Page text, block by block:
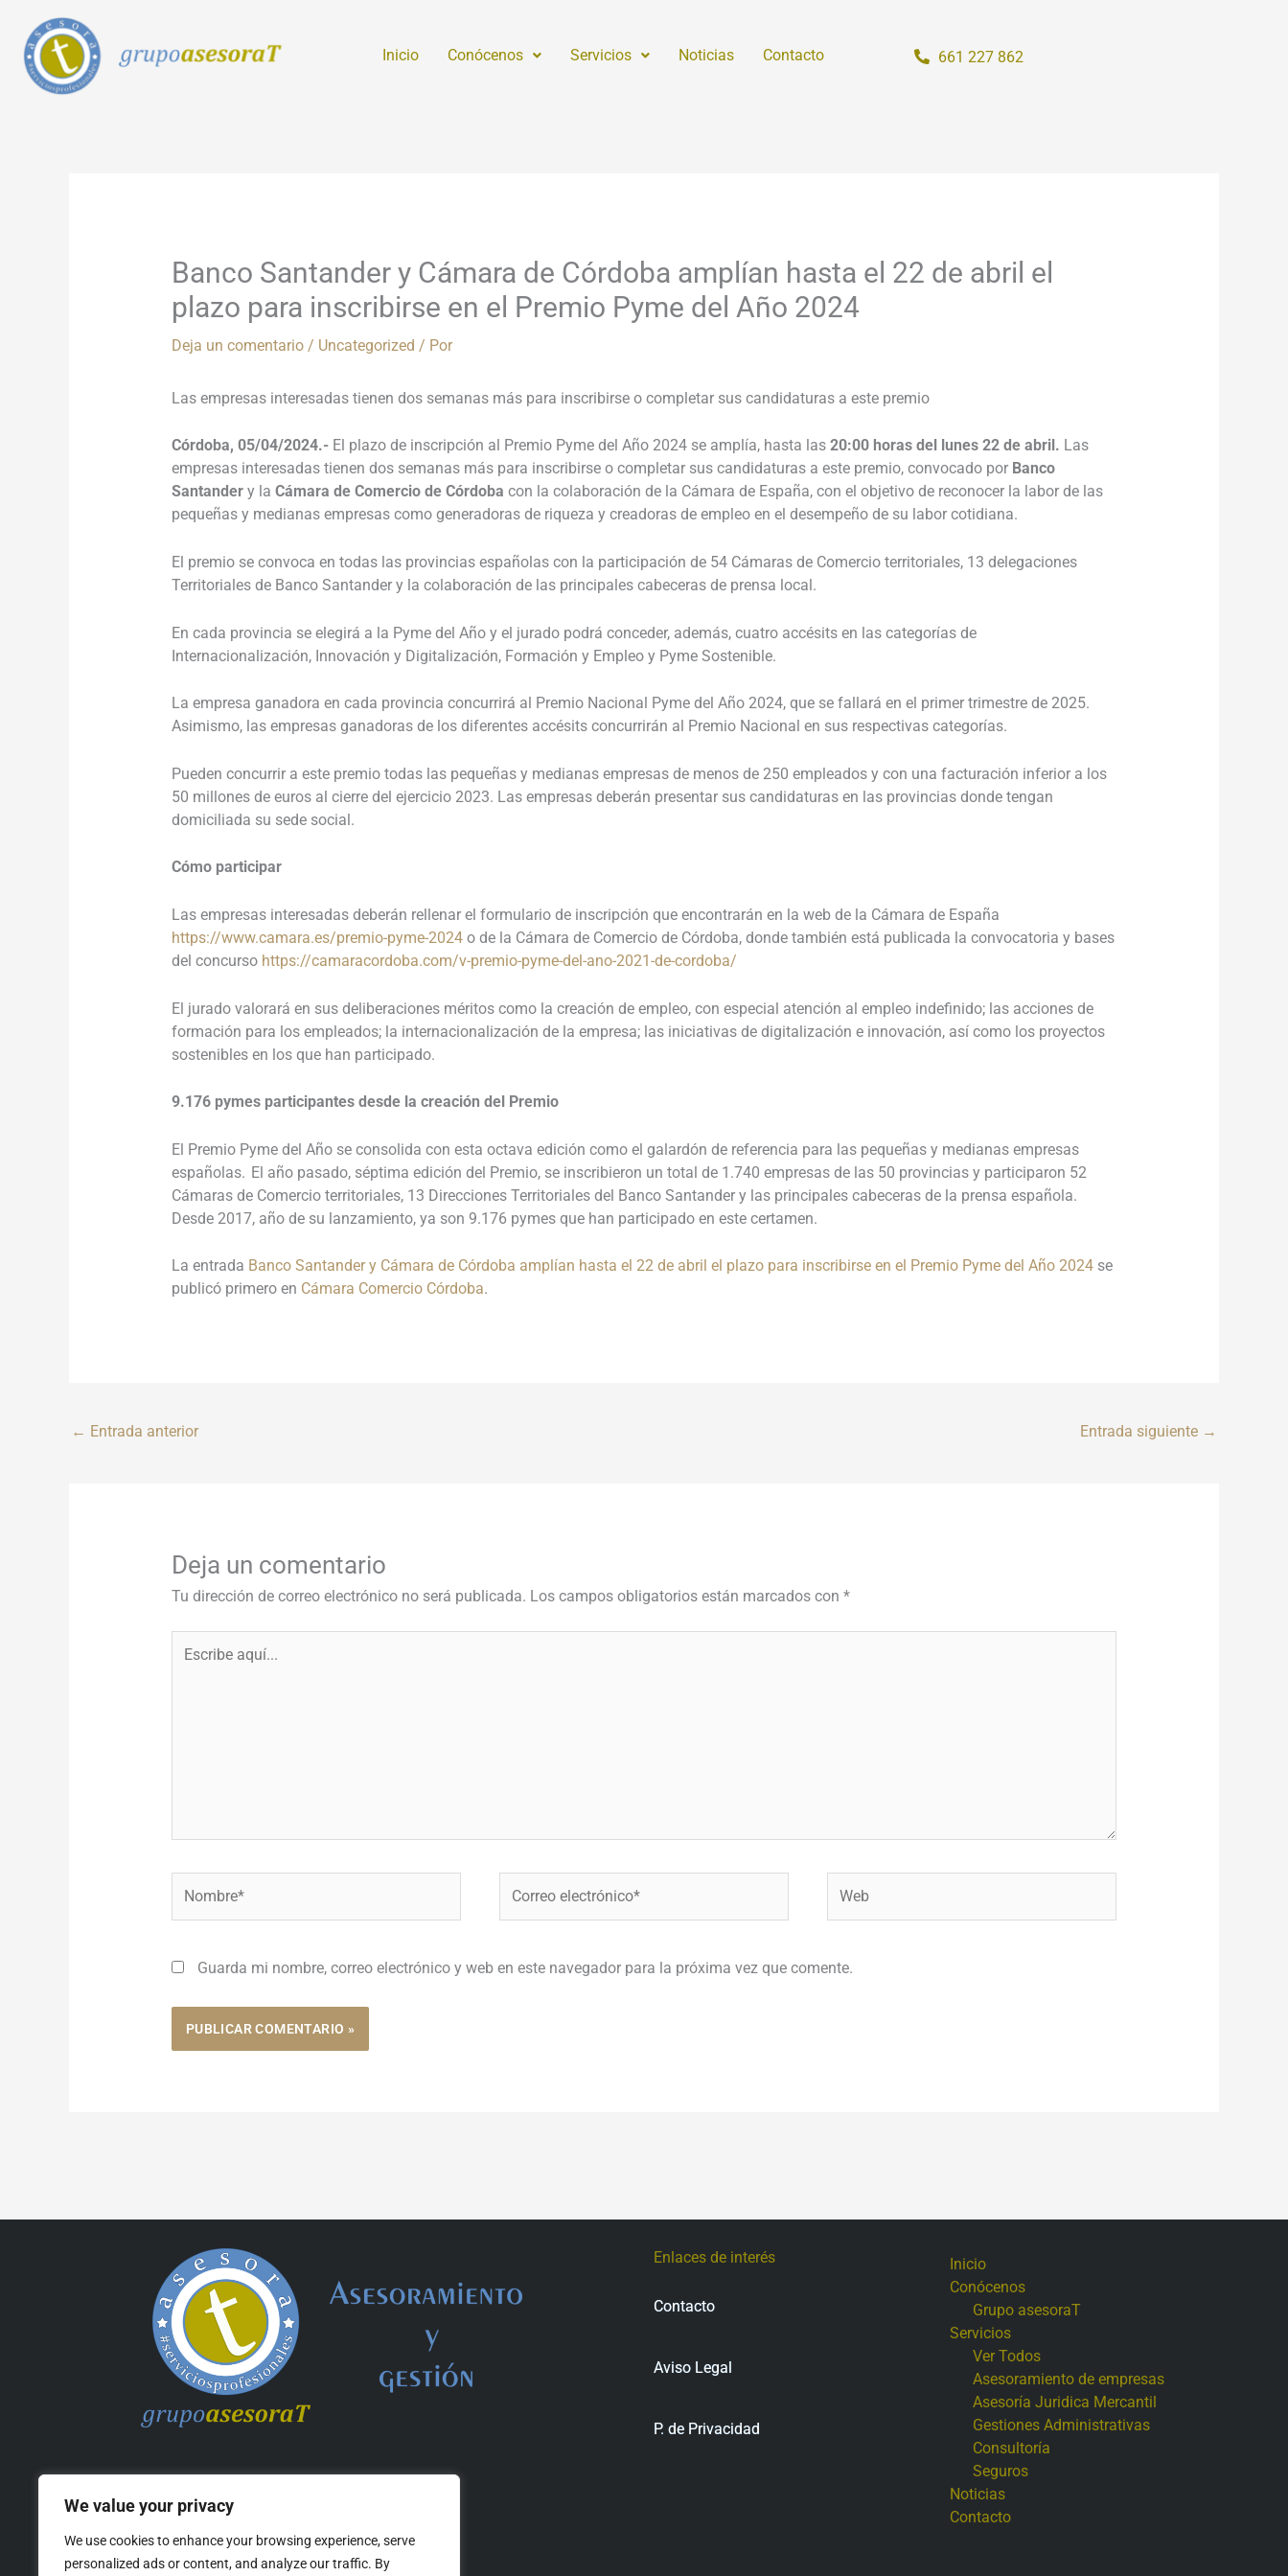
We value your privacy
We use cookies to enhance your browsing experience, serve
personalized ads or content, and analyze our traffic. By
contenido
Inicio Conócenos Servicios Noticias Contacto 661 227 862
Banco Santander y Cámara de Córdoba amplían hasta el 22 de abril el
plazo para inscribirse en el Premio Pyme del Año 2024
Deja un comentario / Uncategorized / Por
Las empresas interesadas tienen dos semanas más para inscribirse o completar sus candidaturas a este premio
Córdoba, 05/04/2024.- El plazo de inscripción al Premio Pyme del Año 2024 se amplía, hasta las 20:00 horas del lunes 22 de abril. Las
empresas interesadas tienen dos semanas más para inscribirse o completar sus candidaturas a este premio, convocado por Banco
Santandery la Cámara de Comercio de Córdoba con la colaboración de la Cámara de España, con el objetivo de reconocer la labor de las
pequeñas y medianas empresas como generadoras de riqueza y creadoras de empleo en el desempeño de su labor cotidiana.
El premio se convoca en todas las provincias españolas con la participación de 54 Cámaras de Comercio territoriales, 13 delegaciones
Territoriales de Banco Santander y la colaboración de las principales cabeceras de prensa local.
En cada provincia se elegirá a la Pyme del Año y el jurado podrá conceder, además, cuatro accésits en las categorías de
Internacionalización, Innovación y Digitalización, Formación y Empleo y Pyme Sostenible.
La empresa ganadora en cada provincia concurrirá al Premio Nacional Pyme del Año 2024, que se fallará en el primer trimestre de 2025.
Asimismo, las empresas ganadoras de los diferentes accésits concurrirán al Premio Nacional en sus respectivas categorías.
Pueden concurrir a este premio todas las pequeñas y medianas empresas de menos de 250 empleados y con una facturación inferior a los
50 millones de euros al cierre del ejercicio 2023. Las empresas deberán presentar sus candidaturas en las provincias donde tengan
domiciliada su sede social.
Cómo participar
Las empresas interesadas deberán rellenar el formulario de inscripción que encontrarán en la web de la Cámara de España
https://www.camara.es/premio-pyme-2024o de la Cámara de Comercio de Córdoba, donde también está publicada la convocatoria y bases
del concurso https://camaracordoba.com/v-premio-pyme-del-ano-2021-de-cordoba/
El jurado valorará en sus deliberaciones méritos como la creación de empleo, con especial atención al empleo indefinido; las acciones de
formación para los empleados; la internacionalización de la empresa; las iniciativas de digitalización e innovación, así como los proyectos
sostenibles en los que han participado.
9.176 pymes participantes desde la creación del Premio
El Premio Pyme del Año se consolida con esta octava edición como el galardón de referencia para las pequeñas y medianas empresas
españolas. El año pasado, séptima edición del Premio, se inscribieron un total de 1.740 empresas de las 50 provincias y participaron 52
Cámaras de Comercio territoriales, 13 Direcciones Territoriales del Banco Santander y las principales cabeceras de la prensa española.
Desde 2017, año de su lanzamiento, ya son 9.176 pymes que han participado en este certamen.
La entrada Banco Santander y Cámara de Córdoba amplían hasta el 22 de abril el plazo para inscribirse en el Premio Pyme del Año 2024se
publicó primero en Cámara Comercio Córdoba.
← Entrada anterior Entrada siguiente →
Deja un comentario
Tu dirección de correo electrónico no será publicada. Los campos obligatorios están marcados con *
aquí...
electrónico*
Guarda mi nombre, correo electrónico y web en este navegador para la próxima vez que comente.
Enlaces de interés
Contacto
Aviso Legal
P. de Privacidad
Inicio
Conócenos
Grupo asesoraT
Servicios
Ver Todos
Asesoramiento de empresas
Asesoría Juridica Mercantil
Gestiones Administrativas
Consultoría
Seguros
Noticias
Contacto